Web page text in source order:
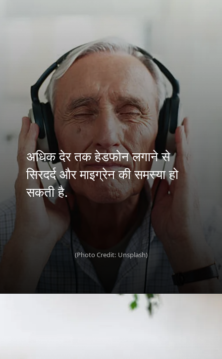
अधिक देर तक हेडफोन लगाने से
सिरदर्द और माइग्रेन की समस्या हो
सकती है.
(Photo Credit: Unsplash)